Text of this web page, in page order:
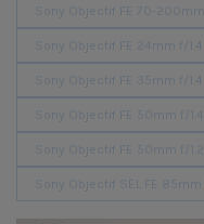
Sony Objectif FE 70-
Sony Objectif FE 24mm f/1.4
Sony Objectif FE 35mm f/1.4
Sony Objectif FE 50mm f/
Sony Objectif FE 50mm f/
Sony Objectif SEL FE 85mm